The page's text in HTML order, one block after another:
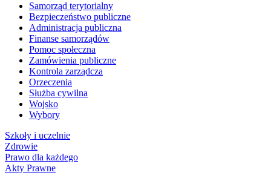
Samorząd terytorialny
Bezpieczeństwo publiczne
Administracja publiczna
Finanse samorządów
Pomoc społeczna
Zamówienia publiczne
Kontrola zarządcza
Orzeczenia
Służba cywilna
Wojsko
Wybory
Szkoły i uczelnie
Zdrowie
Prawo dla każdego
Akty Prawne